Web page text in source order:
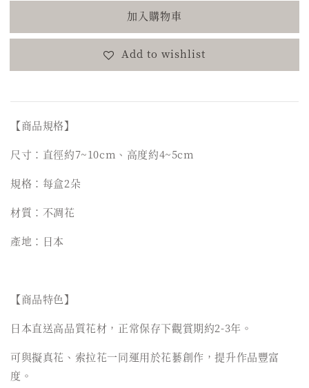
加入購物車
Add to wishlist
【商品規格】
尺寸：直徑約7~10cm、高度約4~5cm
規格：每盒2朵
材質：不凋花
產地：日本
【商品特色】
日本直送高品質花材，正常保存下觀賞期約2-3年。
可與擬真花、索拉花一同運用於花藝創作，提升作品豐富
度。